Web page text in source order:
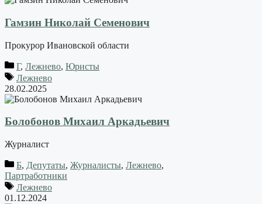
Гамзин Николай Семенович
Прокурор Ивановской области
Г, Лежнево, Юристы
Лежнево
28.02.2025
Болобонов Михаил Аркадьевич
Журналист
Б, Депутаты, Журналисты, Лежнево,
Партработники
Лежнево
01.12.2024